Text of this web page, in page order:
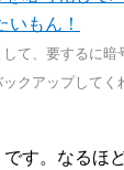
もん！
て、要するに
クアップしてく
す。なるほ